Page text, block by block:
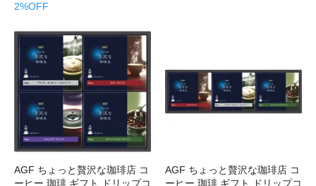
2%OFF
AGF ちょっと贅沢な珈琲店 コ
ーヒー 珈琲 ギフト ドリップコ
AGF ちょっと贅沢な珈琲店 コ
ーヒー 珈琲 ギフト ドリップコ